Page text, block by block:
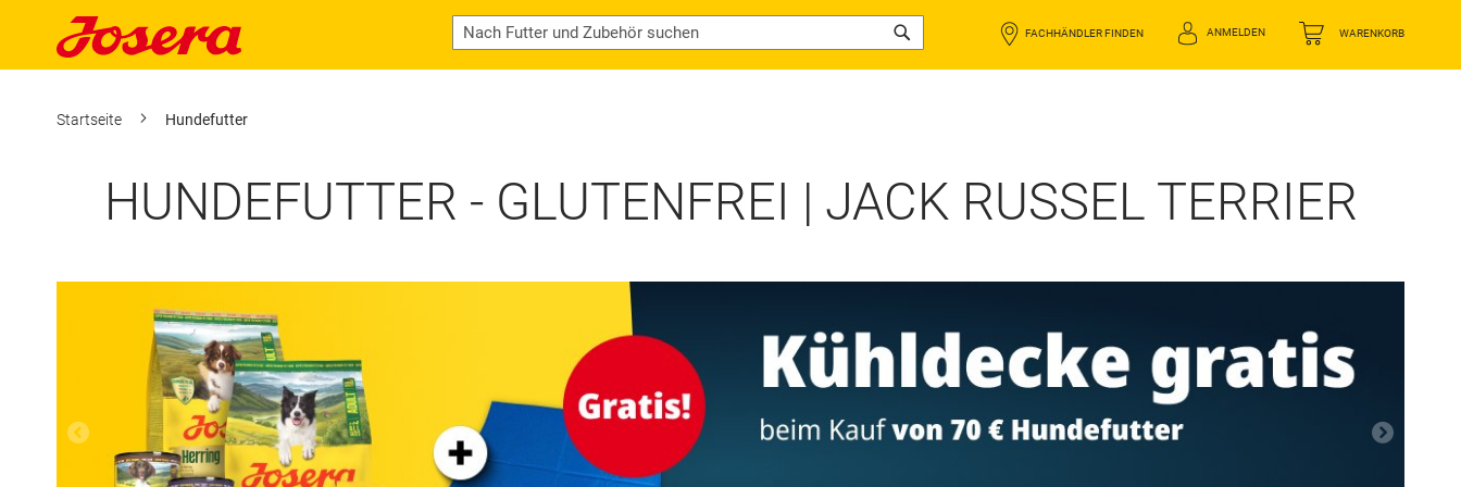
WARENKORB
FACHHÄNDLER FINDEN ANMELDEN
Startseite Hundefutter
HUNDEFUTTER - GLUTENFREI | JACK RUSSEL TERRIER